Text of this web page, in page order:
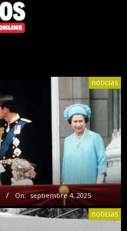
noticias
On: septiembre 4, 2025
noticias